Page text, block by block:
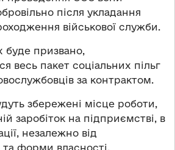
після укладання
військової служби.
буде призвано,
весь пакет соціальних пільг
за контрактом.
збережені місце роботи,
заробіток на підприємстві, в
незалежно від
та форми власності.